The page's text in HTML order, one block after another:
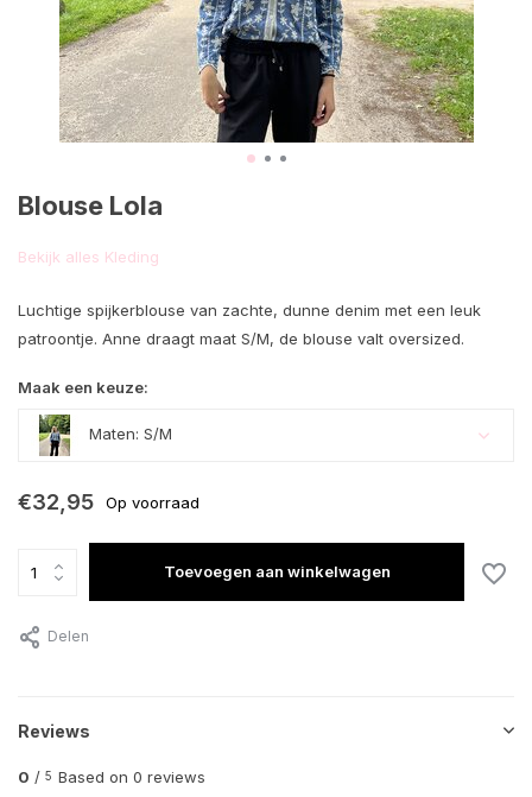
Blouse Lola
Bekijk alles Kleding
Luchtige spijkerblouse van zachte, dunne denim met een leuk
patroontje. Anne draagt maat S/M, de blouse valt oversized.
Maak een keuze:
Maten: S/M
€32,95 Op voorraad
Toevoegen aan winkelwagen
Delen
Reviews
0 / 5 Based on 0 reviews